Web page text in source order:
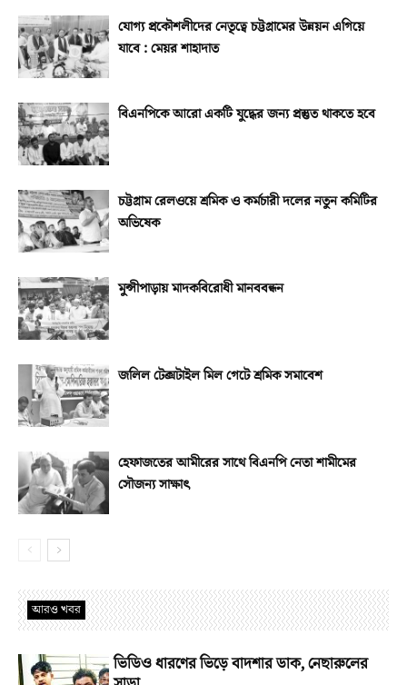
যোগ্য প্রকৌশলীদের নেতৃত্বে চট্টগ্রামের উন্নয়ন এগিয়ে
যাবে : মেয়র শাহাদাত
বিএনপিকে আরো একটি যুদ্ধের জন্য প্রস্তুত থাকতে হবে
চট্টগ্রাম রেলওয়ে শ্রমিক ও কর্মচারী দলের নতুন কমিটির
অভিষেক
মুন্সীপাড়ায় মাদকবিরোধী মানববন্ধন
জলিল টেক্সটাইল মিল গেটে শ্রমিক সমাবেশ
হেফাজতের আমীরের সাথে বিএনপি নেতা শামীমের
সৌজন্য সাক্ষাৎ
আরও খবর
ভিডিও ধারণের ভিড়ে বাদশার ডাক, নেছারুলের